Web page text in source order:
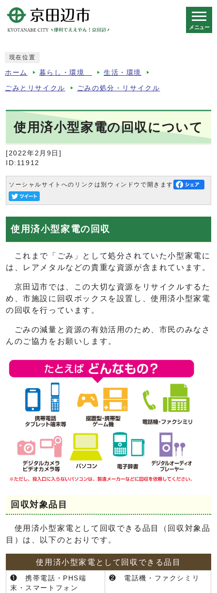
メニュー
現在位置
ホーム 暮らし・環境 生活・環境
ごみとリサイクル ごみの処分・リサイクル
使用済小型家電の回収について
[2022年2月9日]
ID:11912
ソーシャルサイトへのリンクは別ウィンドウで開きます
使用済小型家電の回収
これまで「ごみ」として処分されていた小型家電に
は、レアメタルなどの貴重な資源が含まれています。
京田辺市では、この大切な資源をリサイクルするた
め、市施設に回収ボックスを設置し、使用済小型家電
の回収を行っています。
ごみの減量と資源の有効活用のため、市民のみなさ
んのご協力をお願いします。
回収対象品目
使用済小型家電として回収できる品目（回収対象品
目）は、以下のとおりです。
使用済小型家電として回収できる品目
❶ 携帯電話・PHS端
末・スマートフォン
❷ 電話機・ファクシミリ